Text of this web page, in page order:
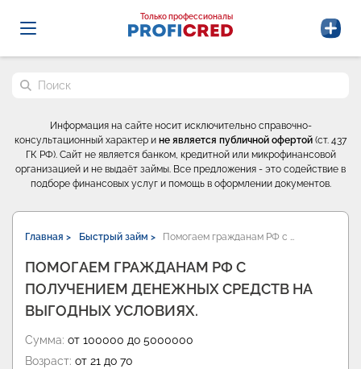
Probrokery - Только профессионалы
Только профессионалы
Поиск по сайту
Информация на сайте носит исключительно справочно-
консультационный характер и не является публичной офертой (ст. 437
ГК РФ). Сайт не является банком, кредитной или микрофинансовой
организацией и не выдаёт займы. Все предложения - это содействие в
подборе финансовых услуг и помощь в оформлении документов.
Главная > Быстрый займ > Помогаем гражданам РФ с …
ПОМОГАЕМ ГРАЖДАНАМ РФ С
ПОЛУЧЕНИЕМ ДЕНЕЖНЫХ СРЕДСТВ НА
ВЫГОДНЫХ УСЛОВИЯХ.
Сумма: от 100000 до 5000000
Возраст: от 21 до 70